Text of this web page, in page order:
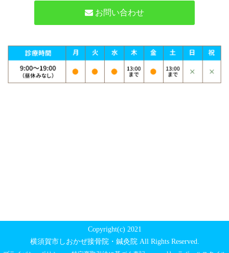
お問い合わせ
Copyright(c) 2021
横須賀市しおかぜ接骨院・鍼灸院 All Rights Reserved.